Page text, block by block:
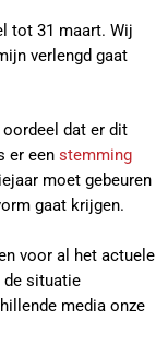
tot 31 maart. Wij
verlengd gaat
dat er dit
er een stemming
moet gebeuren
gaat krijgen.
voor al het actuele
de situatie
media onze